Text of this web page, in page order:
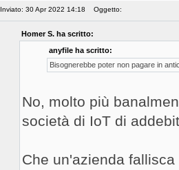
Inviato: 30 Apr 2022 14:18 Oggetto:
Homer S. ha scritto:
anyfile ha scritto:
Bisognerebbe poter non pagare in
No, molto più
società di IoT di
Che un'azienda